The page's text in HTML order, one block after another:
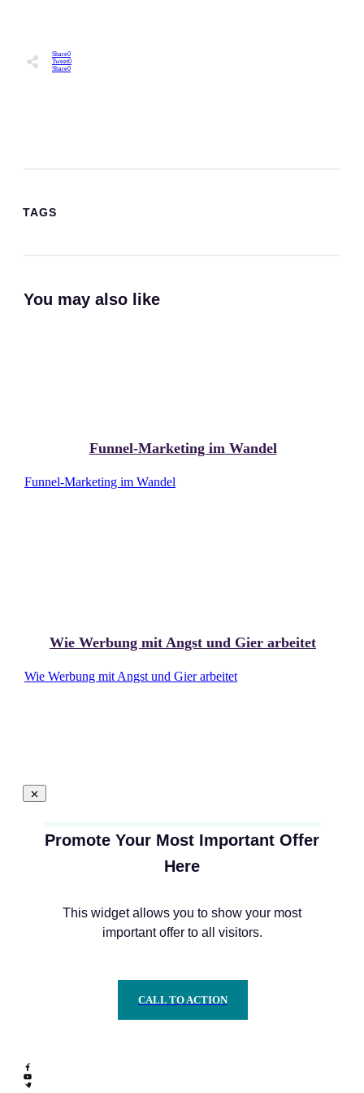
Share0
Tweet0
Share0
TAGS
You may also like
Funnel-Marketing im Wandel
Funnel-Marketing im Wandel
Wie Werbung mit Angst und Gier arbeitet
Wie Werbung mit Angst und Gier arbeitet
Promote Your Most Important Offer
Here
This widget allows you to show your most
important offer to all visitors.
CALL TO ACTION